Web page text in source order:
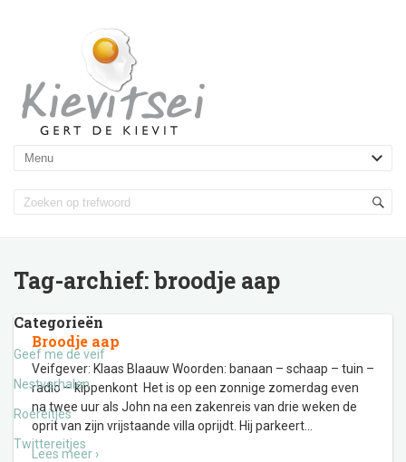
Tag-archief:broodje aap
Categorieën
Geef me de veif
Nestverhalen
Roereitjes
Twittereitjes
Broodje aap
Veifgever: Klaas Blaauw Woorden: banaan – schaap – tuin –
radio – kippenkont Het is op een zonnige zomerdag even
na twee uur als John na een zakenreis van drie weken de
oprit van zijn vrijstaande villa oprijdt. Hij parkeert
Lees meer ›